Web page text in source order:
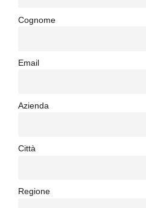
Cognome
Email
Azienda
Città
Regione